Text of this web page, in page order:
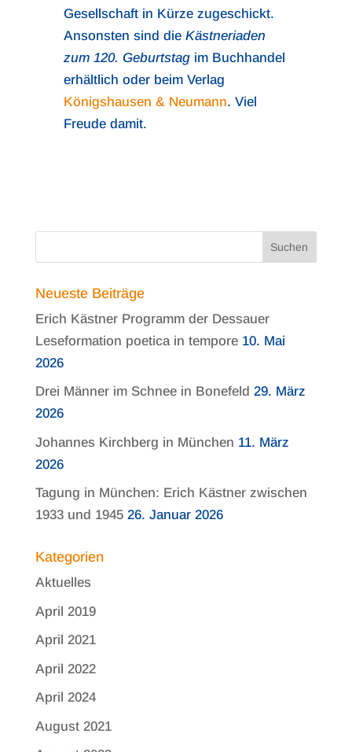
Gesellschaft in Kürze zugeschickt.
Ansonsten sind die Kästneriaden
zum 120. Geburtstagim Buchhandel
erhältlich oder beim Verlag
Königshausen & Neumann. Viel
Freude damit.
Neueste Beiträge
Erich Kästner Programm der Dessauer
Leseformation poetica in tempore 10. Mai
2026
Drei Männer im Schnee in Bonefeld 29. März
2026
Johannes Kirchberg in München 11. März
2026
Tagung in München: Erich Kästner zwischen
1933 und 1945 26. Januar 2026
Kategorien
Aktuelles
April 2019
April 2021
April 2022
April 2024
August 2021